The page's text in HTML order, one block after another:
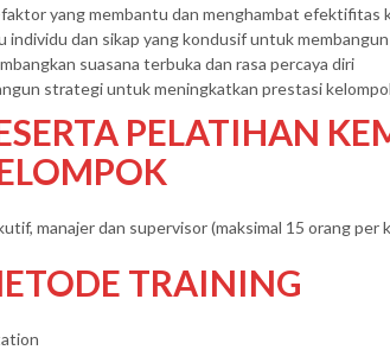
yang membantu dan menghambat efektifitas
individu dan sikap yang kondusif untuk
suasana terbuka dan rasa percaya diri
strategi untuk meningkatkan prestasi
PELATIHAN
manajer dan supervisor (maksimal 15 orang per
TRAINING